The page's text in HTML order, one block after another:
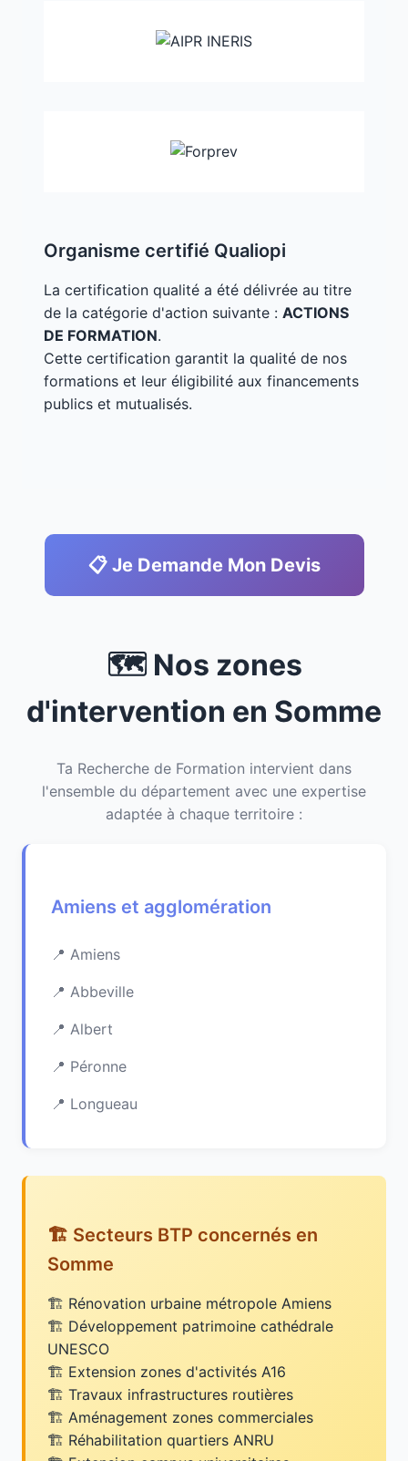
Organisme certifié Qualiopi
La certification qualité a été délivrée au titre
de la catégorie d'action suivante : ACTIONS
DE FORMATION.
Cette certification garantit la qualité de nos
formations et leur éligibilité aux financements
publics et mutualisés.
📋 Je Demande Mon Devis
🗺️ Nos zones
d'intervention en Somme
Ta Recherche de Formation intervient dans
l'ensemble du département avec une expertise
adaptée à chaque territoire :
Amiens et agglomération
Amiens
Abbeville
Albert
Péronne
Longueau
🏗️ Secteurs BTP concernés en
Somme
Rénovation urbaine métropole Amiens
Développement patrimoine cathédrale
UNESCO
Extension zones d'activités A16
Travaux infrastructures routières
Aménagement zones commerciales
Réhabilitation quartiers ANRU